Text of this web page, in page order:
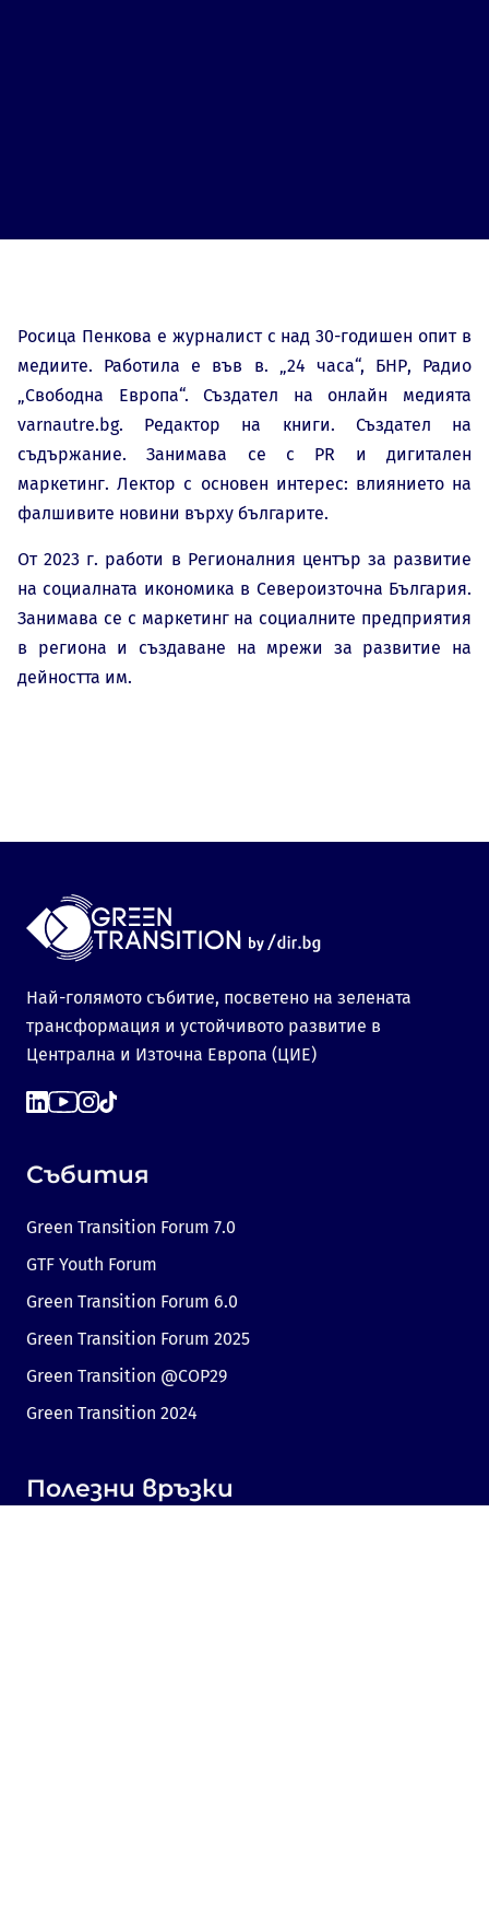
Росица Пенкова е журналист с над 30-годишен опит в
медиите. Работила е във в. „24 часа“, БНР, Радио
„Свободна Европа“. Създател на онлайн медията
varnautre.bg. Редактор на книги. Създател на
съдържание. Занимава се с PR и дигитален
маркетинг. Лектор с основен интерес: влиянието на
фалшивите новини върху българите.
От 2023 г. работи в Регионалния център за развитие
на социалната икономика в Североизточна България.
Занимава се с маркетинг на социалните предприятия
в региона и създаване на мрежи за развитие на
дейността им.
Най-голямото събитие, посветено на зелената
трансформация и устойчивото развитие в
Централна и Източна Европа (ЦИЕ)
Събития
Green Transition Forum 7.0
GTF Youth Forum
Green Transition Forum 6.0
Green Transition Forum 2025
Green Transition @COP29
Green Transition 2024
Полезни връзки